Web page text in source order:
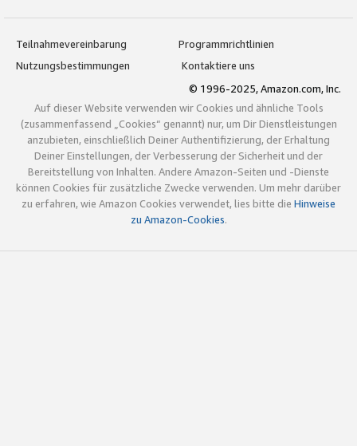
Teilnahmevereinbarung
Programmrichtlinien
Nutzungsbestimmungen
Kontaktiere uns
© 1996-2025, Amazon.com, Inc.
Auf dieser Website verwenden wir Cookies und ähnliche Tools
(zusammenfassend „Cookies“ genannt) nur, um Dir Dienstleistungen
anzubieten, einschließlich Deiner Authentifizierung, der Erhaltung
Deiner Einstellungen, der Verbesserung der Sicherheit und der
Bereitstellung von Inhalten. Andere Amazon-Seiten und -Dienste
können Cookies für zusätzliche Zwecke verwenden. Um mehr darüber
zu erfahren, wie Amazon Cookies verwendet, lies bitte die Hinweise
zu Amazon-Cookies.